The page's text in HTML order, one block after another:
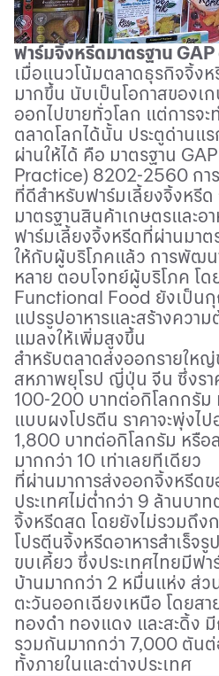
ฟาร์มจิ้งหรีดมาตรฐาน GAP
เมื่อแนวโน้มตลาดธุรกิจจิ้ง
มากขึ้น นับเป็นโอกาสของเ
ออกไปขายทั่วโลก แต่การจ
ตลาดโลกได้นั้น ประตูด่านแ
ผ่านให้ได้ คือ มาตรฐาน
Practice) 8202-2560 กา
ที่ดีสำหรับฟาร์มเลี้ยงจิ้งหรีด
มาตรฐานสินค้าเกษตรและอ
ฟาร์มเลี้ยงจิ้งหรีดที่ผ่านมาต
ให้กับผู้บริโภคแล้ว การพัฒ
หลาย ตอบโจทย์ผู้บริโภค โดย
Functional Food ยังเป็น
แปรรูปอาหารและสร้างความ
แมลงให้เพิ่มสูงขึ้น
สำหรับตลาดส่งออกรายให
สหภาพยุโรป ญี่ปุ่น จีน ซึ่งร
100-200 บาทต่อกิโลกกรัม
แบบผงโปรตีน ราคาจะพุ่งไป
1,800 บาทต่อกิโลกรัม หรือ
มากกว่า 10 เท่าเลยทีเดียว
ที่ผ่านมาการส่งออกจิ้งหรีดข
ประเทศไม่ต่ำกว่า 9 ล้านบา
จิ้งหรีดสด โดยยังไม่รวมถึง
โปรตีนจิ้งหรีดอาหารสำเร็จ
ขบเคี้ยว ซึ่งประเทศไทยมีฟ
บ้านมากกว่า 2 หมื่นแห่ง ส่
ตะวันออกเฉียงเหนือ โดยส
ทองดำ ทองแดง และสะดิ้ง
รวมกันมากกว่า 7,000 ตันต่
ทั้งภายในและต่างประเทศ